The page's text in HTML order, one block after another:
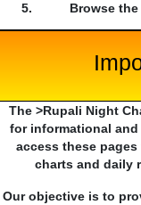
Browse
The >Rupali Night
for informational
access these
charts and daily
Our objective is to